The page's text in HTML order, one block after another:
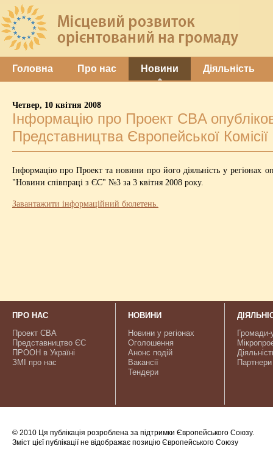
Головна Про нас Новини Діяльність
Четвер, 10 квітня 2008
Інформацію про Проект CBA
Представництва Європейської
Інформацію про Проект та новини про його діяльність у регіонах
"Новини співпраці з ЄС" №3 за 3 квітня 2008 року.
Завантажити інформаційний бюлетень.
ПРО НАС
Проект CBA
Представництво ЄС
ПРООН в Україні
ЗМІ про нас
НОВИНИ
Новини у регіонах
Оголошення
Анонс подій
Вакансії
Тендери
Громади-
Партнери
© 2010 Ця публікація розроблена за підтримки Європейського Союзу.
Зміст цієї публікації не відображає позицію Європейського Союзу